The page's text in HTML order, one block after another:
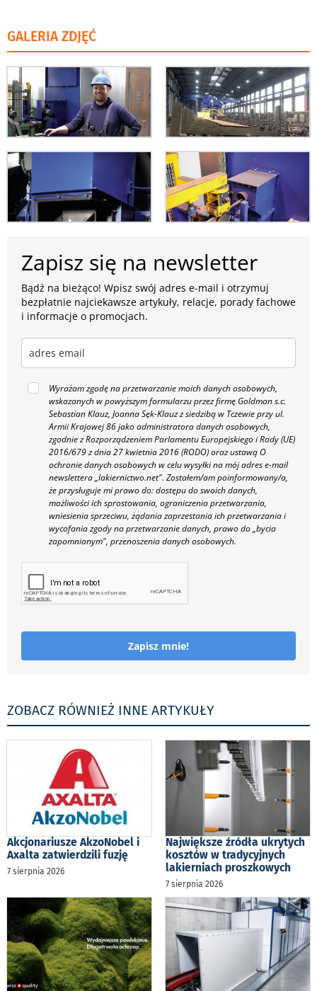
GALERIA ZDJĘĆ
Zapisz się na newsletter
Bądź na bieżąco! Wpisz swój adres e-mail i otrzymuj
bezpłatnie najciekawsze artykuły, relacje, porady fachowe
i informacje o promocjach.
Wyrażam zgodę na przetwarzanie moich danych osobowych,
wskazanych w powyższym formularzu przez firmę Goldman s.c.
Sebastian Klauz, Joanna Sęk-Klauz z siedzibą w Tczewie przy ul.
Armii Krajowej 86 jako administratora danych osobowych,
zgodnie z Rozporządzeniem Parlamentu Europejskiego i Rady (UE)
2016/679 z dnia 27 kwietnia 2016 (RODO) oraz ustawą O
ochronie danych osobowych w celu wysyłki na mój adres e-mail
newslettera „lakiernictwo.net". Zostałem/am poinformowany/a,
że przysługuje mi prawo do: dostępu do swoich danych,
możliwości ich sprostowania, ograniczenia przetwarzania,
wniesienia sprzeciwu, żądania zaprzestania ich przetwarzania i
wycofania zgody na przetwarzanie danych, prawo do „bycia
zapomnianym", przenoszenia danych osobowych.
Zapisz mnie!
ZOBACZ RÓWNIEŻ INNE ARTYKUŁY
Akcjonariusze AkzoNobel i
Axalta zatwierdzili fuzję
7 sierpnia 2026
Największe źródła ukrytych
kosztów w tradycyjnych
lakierniach proszkowych
7 sierpnia 2026